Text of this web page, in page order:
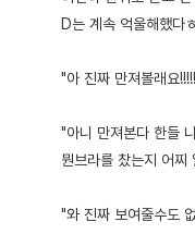
D는 계속 억울해했다
"아 진짜 만져볼래요
"아니 만져본다 한들
뭔브라를 찼는지 어찌
"와 진짜 보여줄수도